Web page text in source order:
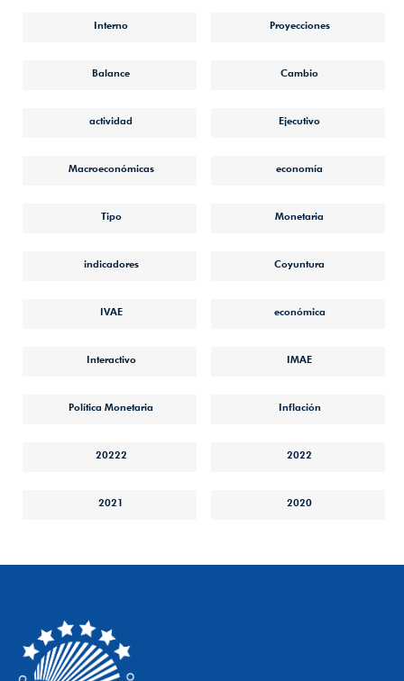
Interno Proyecciones
Balance Cambio
actividad Ejecutivo
Macroeconómicas economía
Tipo Monetaria
indicadores Coyuntura
IVAE económica
Interactivo IMAE
Política Monetaria Inflación
20222 2022
2021 2020